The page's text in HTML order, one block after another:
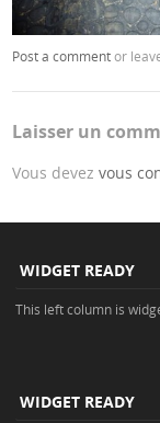
Post a commentor
Laisser un
Vous devezvous
WIDGET READY
This left column is
WIDGET READY